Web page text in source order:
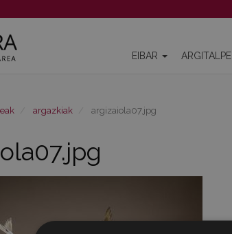
EIBAR
argazkiak argizaiola07.jpg